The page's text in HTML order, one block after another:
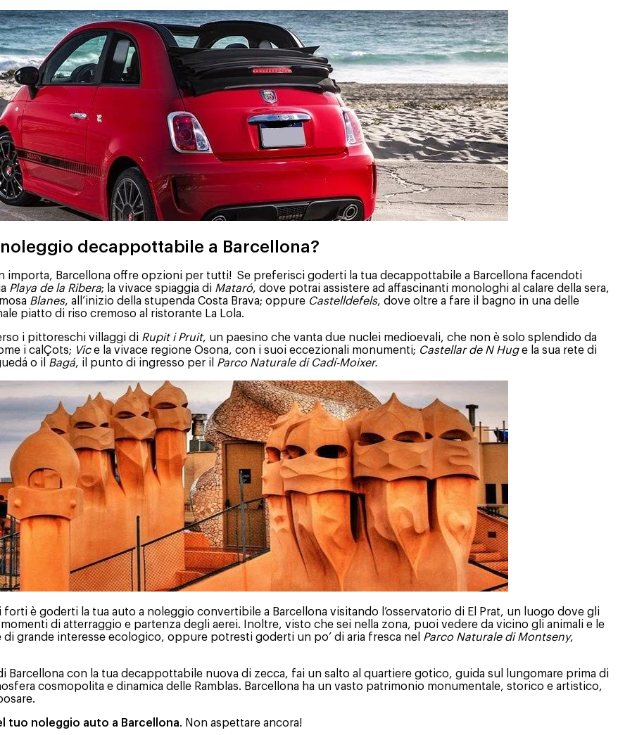
decappottabile a Barcellona?
importa, Barcellona offre opzioni per tutti! Se preferisci goderti la tua decappottabile a Barcellona facendoti
Playa de la Ribera; la vivace spiaggia di Mataró, dove potrai assistere ad affascinanti monologhi al calare della sera,
Blanes, all’inizio della stupenda Costa Brava; oppure Castelldefels, dove oltre a fare il bagno in una delle
piatto di riso cremoso al ristorante La Lola.
i pittoreschi villaggi di Rupit i Pruit, un paesino che vanta due nuclei medioevali, che non è solo splendido da
i calÇots; Vice la vivace regione Osona, con i suoi eccezionali monumenti; Castellar de N Huge la sua rete di
o il Bagá, il punto di ingresso per il Parco Naturale di Cadí-Moixer.
è goderti la tua auto a noleggio convertibile a Barcellona visitando l’osservatorio di El Prat, un luogo dove gli
di atterraggio e partenza degli aerei. Inoltre, visto che sei nella zona, puoi vedere da vicino gli animali e le
grande interesse ecologico, oppure potresti goderti un po’ di aria fresca nel Parco Naturale di Montseny,
con la tua decappottabile nuova di zecca, fai un salto al quartiere gotico, guida sul lungomare prima di
cosmopolita e dinamica delle Ramblas. Barcellona ha un vasto patrimonio monumentale, storico e artistico,
tuo noleggio auto a Barcellona. Non aspettare ancora!